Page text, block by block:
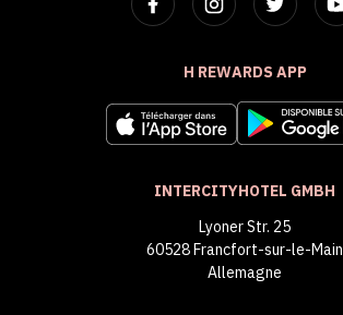
H REWARDS APP
INTERCITYHOTEL GMBH
Lyoner Str. 25
60528 Francfort-sur-le-Main
Allemagne